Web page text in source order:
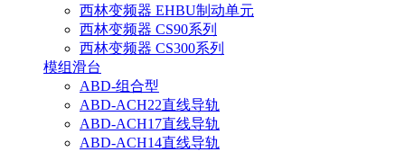
西林变频器 EHBU制动单元
西林变频器 CS90系列
西林变频器 CS300系列
模组滑台
ABD-组合型
ABD-ACH22直线导轨
ABD-ACH17直线导轨
ABD-ACH14直线导轨